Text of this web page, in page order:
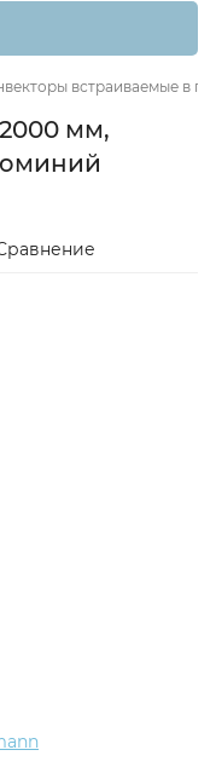
встраиваемые в
мм,